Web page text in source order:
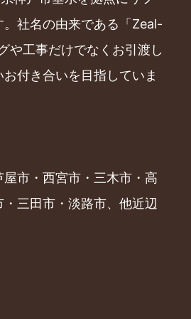
社名の由来である「Zeal-
や工事だけでなくお引渡し
付き合いを目指していま
市・西宮市・三木市・高
三田市・淡路市、他近辺